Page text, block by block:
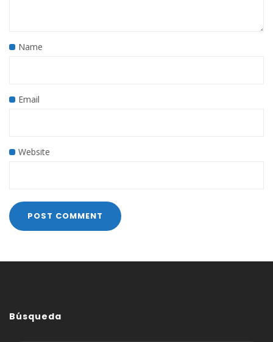
Name
Email
Website
Búsqueda